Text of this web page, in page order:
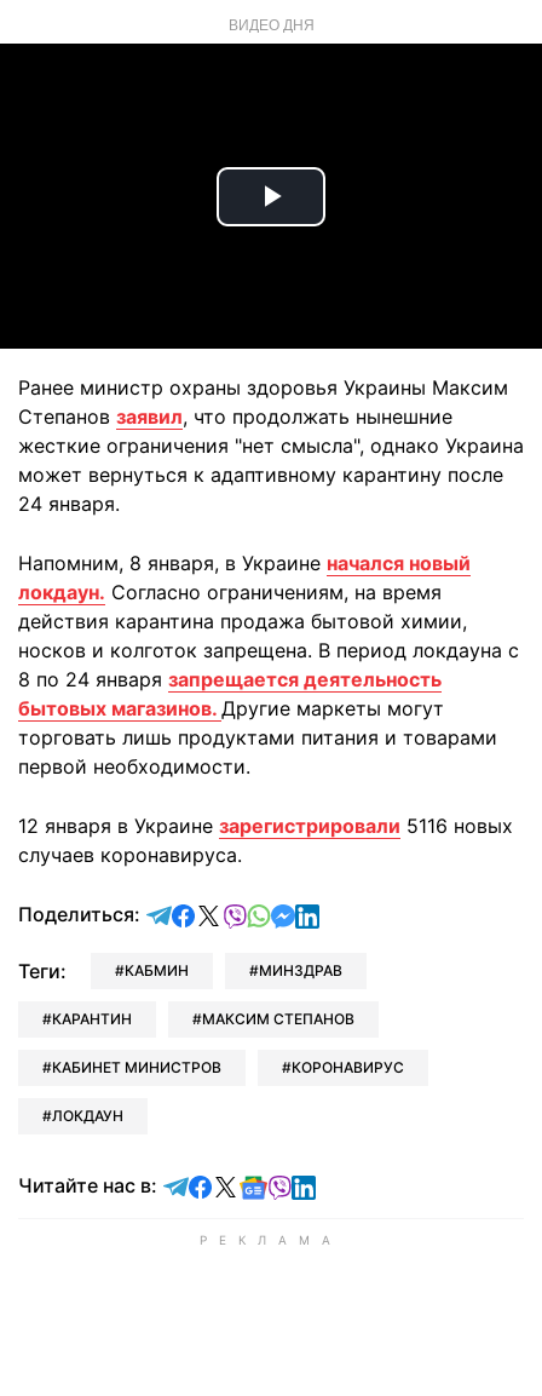
ВИДЕО ДНЯ
Play
Ранее министр охраны здоровья Украины Максим
Степанов заявил, что продолжать нынешние
жесткие ограничения "нет смысла", однако Украина
может вернуться к адаптивному карантину после
24 января.
Напомним, 8 января, в Украине начался новый
локдаун. Согласно ограничениям, на время
действия карантина продажа бытовой химии,
носков и колготок запрещена. В период локдауна с
8 по 24 января запрещается деятельность
бытовых магазинов. Другие маркеты могут
торговать лишь продуктами питания и товарами
первой необходимости.
12 января в Украине зарегистрировали 5116 новых
случаев коронавируса.
Поделиться: отправить в Telegram
поделиться в Facebook
поделиться в X
отправить в Viber
отправить в Whatsapp
отправить в Messenger
отправить в LinkedIn
Теги: КАБМИН МИНЗДРАВ
КАРАНТИН МАКСИМ СТЕПАНОВ
КАБИНЕТ МИНИСТРОВ КОРОНАВИРУС
ЛОКДАУН
Читайте нас в: Читайте в Telegram
Читайте в Facebook
Читайте в X
Читайте в Google news
Читайте в Viber
Читайте в LinkedIn